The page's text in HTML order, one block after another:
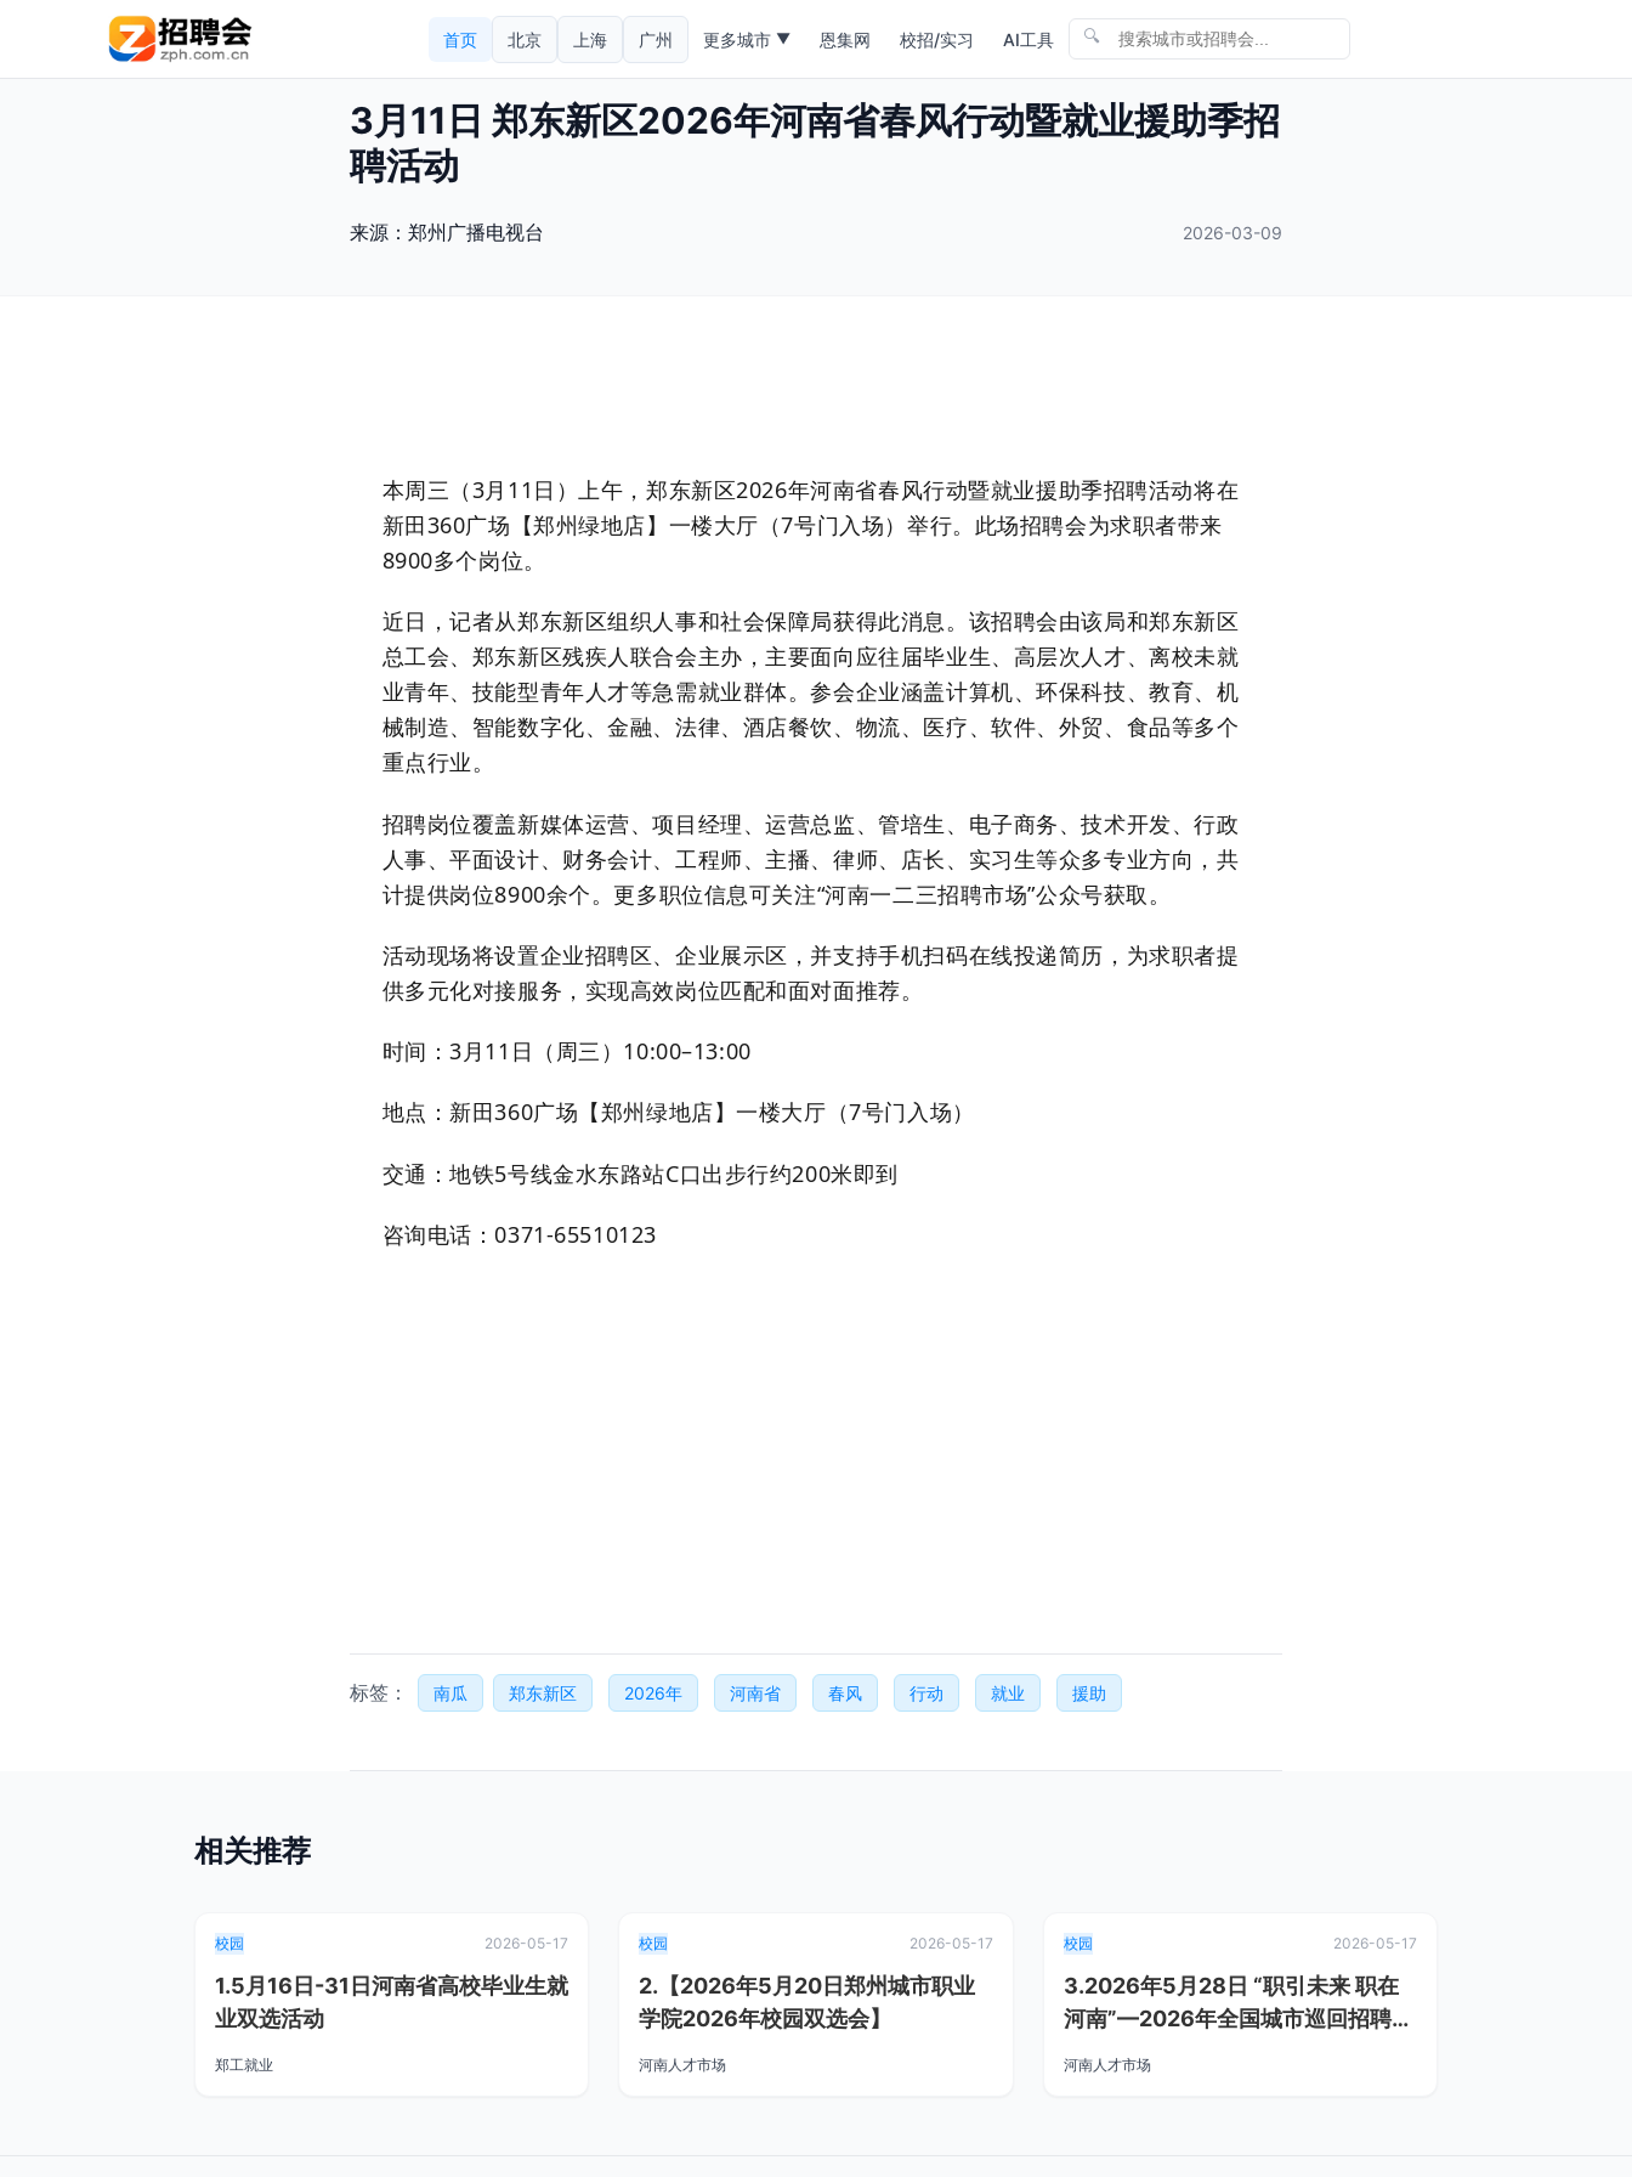
首页 北京 上海 广州 更多城市 ▼ 恩集网 校招/实习 AI工具 🔍
3月11日 郑东新区2026年河南省春风行动暨就业援助季招
聘活动
来源： 郑州广播电视台 2026-03-09
本周三（3月11日）上午，郑东新区2026年河南省春风行动暨就业援助季招聘活动将在
新田360广场【郑州绿地店】一楼大厅（7号门入场）举行。此场招聘会为求职者带来
8900多个岗位。
近日，记者从郑东新区组织人事和社会保障局获得此消息。该招聘会由该局和郑东新区
总工会、郑东新区残疾人联合会主办，主要面向应往届毕业生、高层次人才、离校未就
业青年、技能型青年人才等急需就业群体。参会企业涵盖计算机、环保科技、教育、机
械制造、智能数字化、金融、法律、酒店餐饮、物流、医疗、软件、外贸、食品等多个
重点行业。
招聘岗位覆盖新媒体运营、项目经理、运营总监、管培生、电子商务、技术开发、行政
人事、平面设计、财务会计、工程师、主播、律师、店长、实习生等众多专业方向，共
计提供岗位8900余个。更多职位信息可关注“河南一二三招聘市场”公众号获取。
活动现场将设置企业招聘区、企业展示区，并支持手机扫码在线投递简历，为求职者提
供多元化对接服务，实现高效岗位匹配和面对面推荐。
时间：3月11日（周三）10:00–13:00
地点：新田360广场【郑州绿地店】一楼大厅（7号门入场）
交通：地铁5号线金水东路站C口出步行约200米即到
咨询电话：0371-65510123
标签： 南瓜 郑东新区 2026年 河南省 春风 行动 就业 援助
相关推荐
校园 2026-05-17
1.5月16日-31日河南省高校毕业生就
业双选活动
郑工就业
校园 2026-05-17
2.【2026年5月20日郑州城市职业
学院2026年校园双选会】
河南人才市场
校园 2026-05-17
3.2026年5月28日 “职引未来 职在
河南”—2026年全国城市巡回招聘河
南站郑州专场暨郑州大
河南人才市场